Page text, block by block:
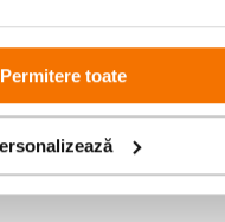
Permitere toate
lei